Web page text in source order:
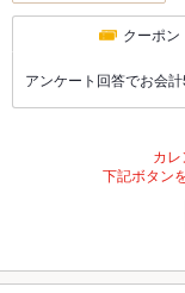
クーポン
アンケート回答でお会
カレ
下記ボタン